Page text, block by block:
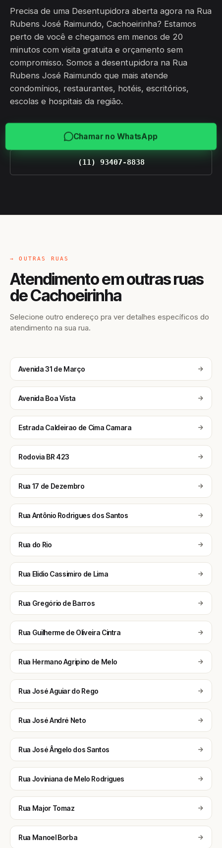
Precisa de uma Desentupidora aberta agora na Rua
Rubens José Raimundo, Cachoeirinha? Estamos
perto de você e chegamos em menos de 20
minutos com visita gratuita e orçamento sem
compromisso. Somos a desentupidora na Rua
Rubens José Raimundo que mais atende
condomínios, restaurantes, hotéis, escritórios,
escolas e hospitais da região.
Chamar no WhatsApp
(11) 93407-8838
→ OUTRAS RUAS
Atendimento em outras ruas
de Cachoeirinha
Selecione outro endereço pra ver detalhes específicos do
atendimento na sua rua.
Avenida 31 de Março
Avenida Boa Vista
Estrada Caldeirao de Cima Camara
Rodovia BR 423
Rua 17 de Dezembro
Rua Antônio Rodrigues dos Santos
Rua do Rio
Rua Elidio Cassimiro de Lima
Rua Gregório de Barros
Rua Guilherme de Oliveira Cintra
Rua Hermano Agripino de Melo
Rua José Aguiar do Rego
Rua José André Neto
Rua José Ângelo dos Santos
Rua Joviniana de Melo Rodrigues
Rua Major Tomaz
Rua Manoel Borba